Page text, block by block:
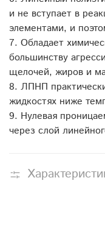
и не вступает в
элементами, и
7. Обладает
большинству
щелочей, жиров и
8. ЛПНП
жидкостях ниже
9. Нулевая
через слой